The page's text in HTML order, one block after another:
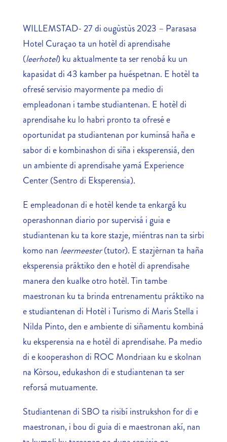
WILLEMSTAD- 27 di ougùstùs 2023 – Parasasa
Hotel Curaçao ta un hotèl di aprendisahe
(leerhotel) ku aktualmente ta ser renobá ku un
kapasidat di 43 kamber pa huéspetnan. E hotèl ta
ofresé servisio mayormente pa medio di
empleadonan i tambe studiantenan. E hotèl di
aprendisahe ku lo habri pronto ta ofresé e
oportunidat pa studiantenan por kuminsá haña e
sabor di e kombinashon di siña i eksperensiá, den
un ambiente di aprendisahe yamá Experience
Center (Sentro di Eksperensia).
E empleadonan di e hotèl kende ta enkargá ku
operashonnan diario por supervisá i guia e
studiantenan ku ta kore stazje, miéntras nan ta sirbi
komo nan leermeester(tutor). E stazjèrnan ta haña
eksperensia práktiko den e hotèl di aprendisahe
manera den kualke otro hotèl. Tin tambe
maestronan ku ta brinda entrenamentu práktiko na
e studiantenan di Hotèl i Turismo di Maris Stella i
Nilda Pinto, den e ambiente di siñamentu kombiná
ku eksperensia na e hotèl di aprendisahe. Pa medio
di e kooperashon di ROC Mondriaan ku e skolnan
na Kòrsou, edukashon di e studiantenan ta ser
reforsá mutuamente.
Studiantenan di SBO ta risibí instrukshon for di e
maestronan, i bou di guia di e maestronan akí, nan